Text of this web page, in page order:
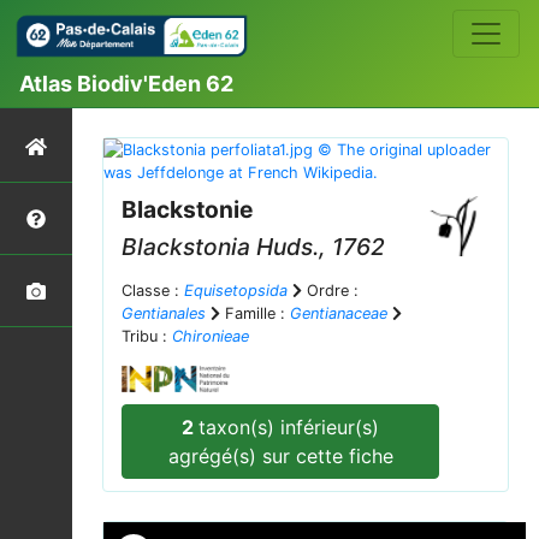
Atlas Biodiv'Eden 62
Blackstonie
Blackstonia Huds., 1762
Classe : Equisetopsida
Ordre :
Gentianales
Famille : Gentianaceae
Tribu : Chironieae
2taxon(s) inférieur(s)
agrégé(s) sur cette fiche